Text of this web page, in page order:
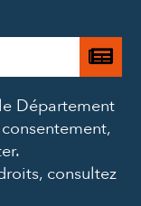
Je
à
Département
consultez